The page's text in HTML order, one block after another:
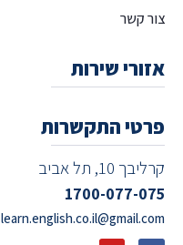
צור קשר
אזורי שירות
פרטי התקשרות
קרליבך 10, תל אביב
1700-077-075
learn.english.co.il@gmail.com